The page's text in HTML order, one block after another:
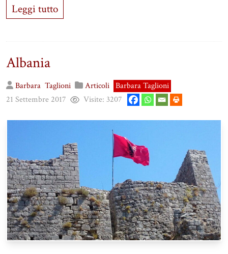
Leggi tutto
Albania
Barbara Taglioni Articoli Barbara Taglioni
21 Settembre 2017
Visite: 3207